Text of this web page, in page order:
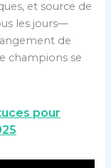
et source de
les jours—
de
champions se
pour